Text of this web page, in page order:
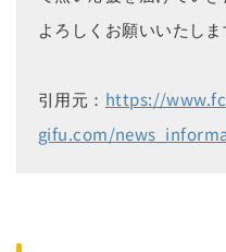
よろしくお願いいたしま
引用元： https://
gifu.com/